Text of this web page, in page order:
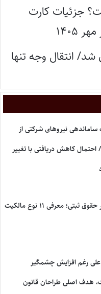
جزئیات کارت
شد/ انتقال وجه تنها
ساماندهی نیروهای شرکتی از
کاهش دریافتی با تغییر
انواع مالکیت املاک در حقوق ثبتی؛ معرفی ۱۱ نوع مالکیت
رغم افزایش چشمگیر
هدف اصلی طراحان قانون